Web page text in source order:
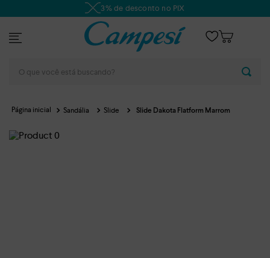
3% de desconto no PIX
Sandália Slide Slide Dakota Flatform Marrom